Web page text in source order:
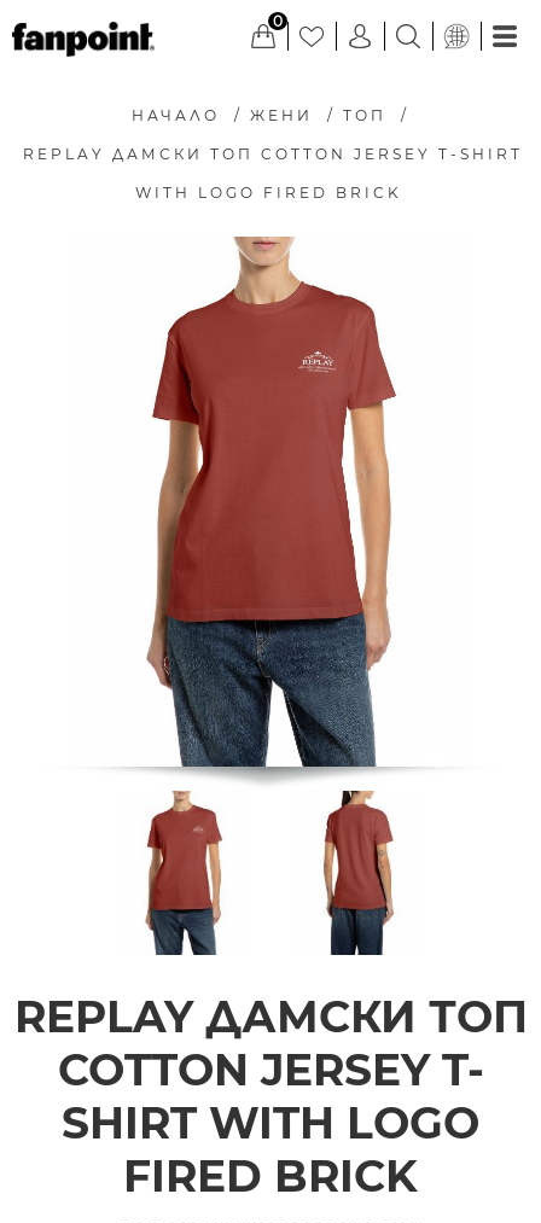
0
НАЧАЛО / ЖЕНИ / ТОП /
REPLAY ДАМСКИ ТОП COTTON JERSEY T-SHIRT
WITH LOGO FIRED BRICK
REPLAY ДАМСКИ ТОП
COTTON JERSEY T-
SHIRT WITH LOGO
FIRED BRICK